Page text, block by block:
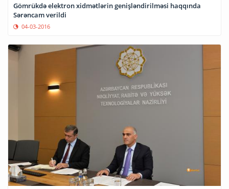
Gömrükdə elektron xidmətlərin genişləndirilməsi haqqında
Sərəncam verildi
04-03-2016